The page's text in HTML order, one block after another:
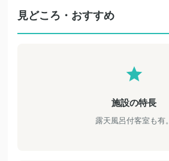
見どころ・おすすめ
施設の特長
露天風呂付客室も有。